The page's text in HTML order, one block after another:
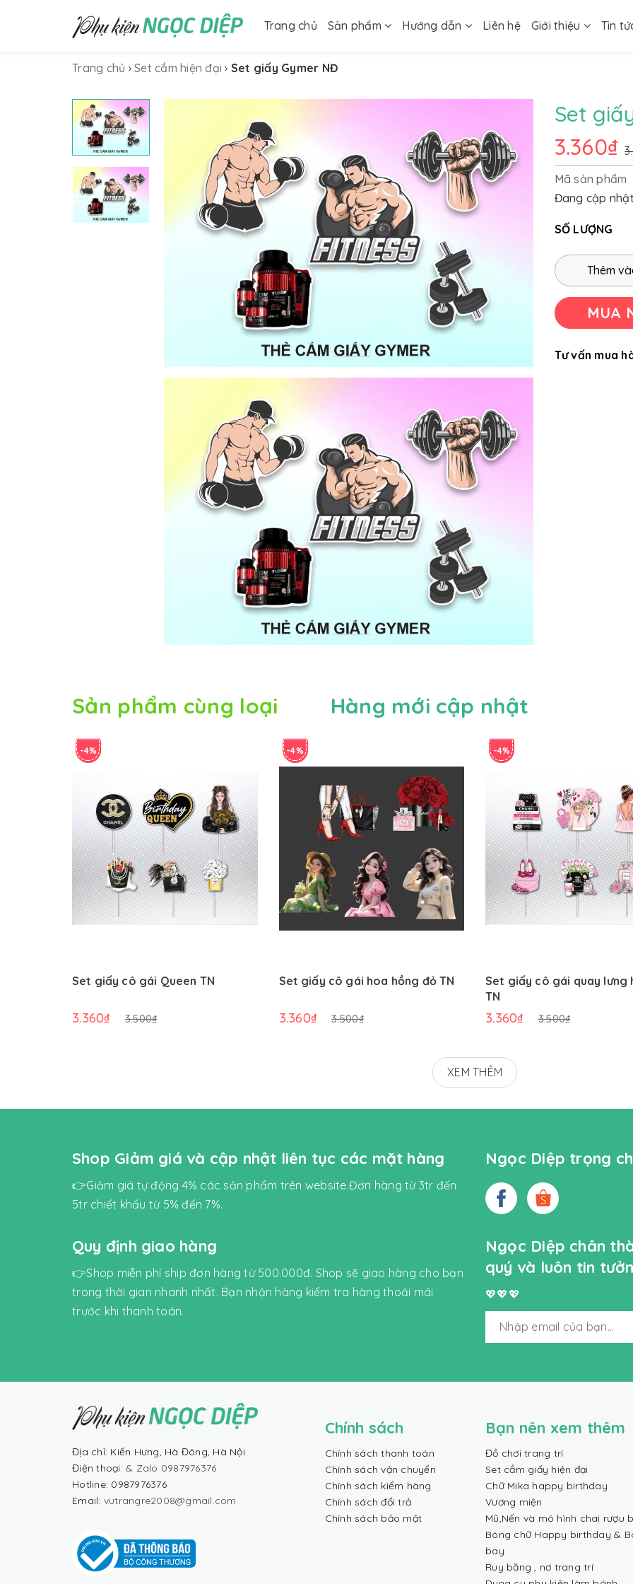
Trang chủ Sản phẩm Hướng dẫn Liên hệ Giới thiệu Tin
Trang chủ Set cắm hiện đại Set giấy Gymer NĐ
Set
3.360₫
Mã sản phẩm
Đang cập
SỐ LƯỢNG
Thêm
MUA
Tư vấn mua
Sản phẩm cùng loại Hàng mới cập nhật
-4%
Set giấy cô gái Queen TN
3.360₫ 3.500₫
-4%
Set giấy cô gái hoa hồng đỏ TN
3.360₫ 3.500₫
-4%
Set giấy cô gái quay lưng
TN
3.360₫ 3.500₫
XEM THÊM
Shop Giảm giá và cập nhật liên tục các mặt hàng
👉Giảm giá tự động 4% các sản phẩm trên website.Đơn hàng từ 3tr đến
5tr chiết khấu từ 5% đến 7%.
Quy định giao hàng
👉Shop miễn phí ship đơn hàng từ 500.000đ. Shop sẽ giao hàng cho bạn
trong thời gian nhanh nhất. Bạn nhận hàng kiểm tra hàng thoải mái
trước khi thanh toán.
Ngọc Diệp trọng
Ngọc Diệp chân
quý và luôn tin
💖💖💖
Địa chỉ: Kiến Hưng, Hà Đông, Hà Nội
Điện thoại: & Zalo 0987976376
Hotline: 0987976376
Email: vutrangre2008@gmail.com
Chính sách
Chính sách thanh toán
Chính sách vận chuyển
Chính sách kiểm hàng
Chính sách đổi trả
Chính sách bảo mật
Bạn nên xem thêm
Đồ chơi trang trí
Set cắm giấy hiện đại
Chữ Mika happy birthday
Vương miện
Mũ,Nến và mô hình chai rượu
Bóng chữ Happy birthday &
bay
Ruy băng , nơ trang trí